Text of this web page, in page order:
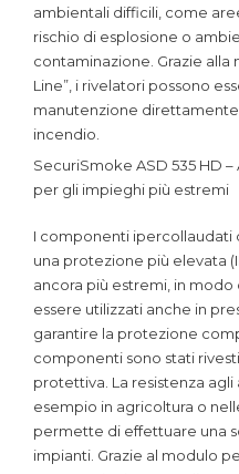
ambientali difficili, come
rischio di esplosione o
contaminazione. Grazie alla
Line”, i rivelatori possono
manutenzione
incendio.
SecuriSmoke ASD 535 HD
per gli impieghi più estremi
I componenti ipercollaudati
una protezione più elevata
ancora più estremi, in
essere utilizzati anche in
garantire la protezione
componenti sono stati
protettiva. La resistenza
esempio in agricoltura o
permette di effettuare una
impianti. Grazie al modulo